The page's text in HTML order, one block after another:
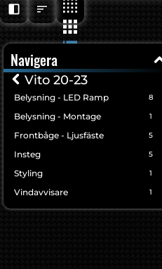
Navigera
Vito 20-23
Belysning - LED Ramp 8
Belysning - Montage 1
Frontbåge - Ljusfäste 5
Insteg 5
Styling 1
Vindavvisare 1